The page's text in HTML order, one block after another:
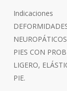
Indicaciones
PIES CON
LIGERO,
PIE.